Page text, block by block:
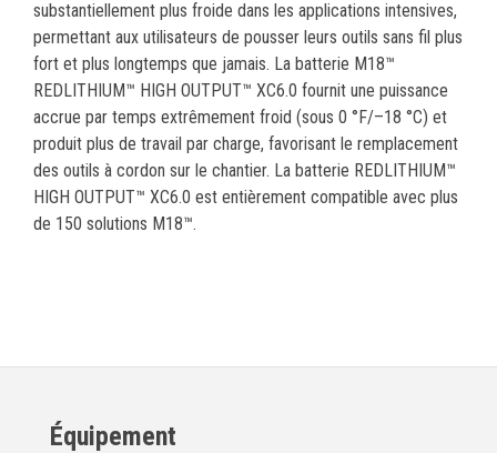
substantiellement plus froide dans les applications intensives,
permettant aux utilisateurs de pousser leurs outils sans fil plus
fort et plus longtemps que jamais. La batterie M18™
REDLITHIUM™ HIGH OUTPUT™ XC6.0 fournit une puissance
accrue par temps extrêmement froid (sous 0 °F/–18 °C) et
produit plus de travail par charge, favorisant le remplacement
des outils à cordon sur le chantier. La batterie REDLITHIUM™
HIGH OUTPUT™ XC6.0 est entièrement compatible avec plus
de 150 solutions M18™.
Équipement